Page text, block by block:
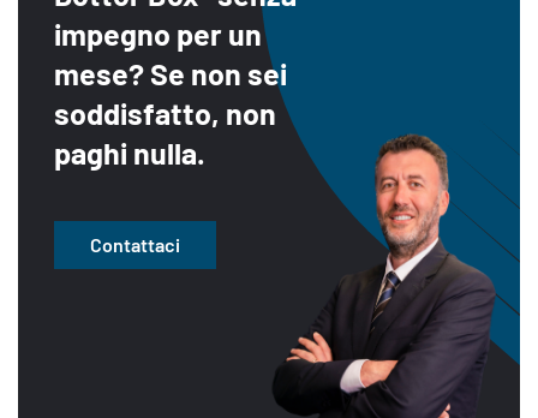
impegno per un
mese? Se non sei
soddisfatto, non
paghi nulla.
Contattaci